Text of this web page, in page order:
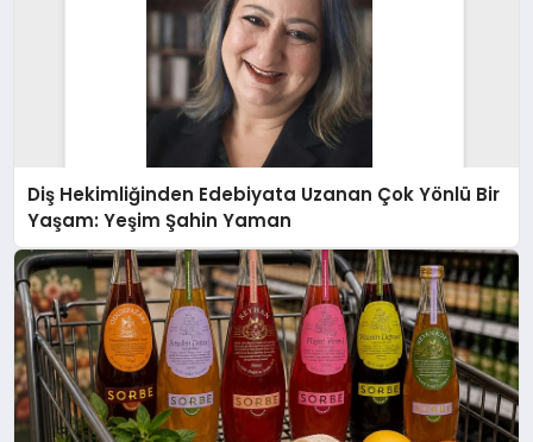
Diş Hekimliğinden Edebiyata Uzanan Çok Yönlü Bir
Yaşam: Yeşim Şahin Yaman